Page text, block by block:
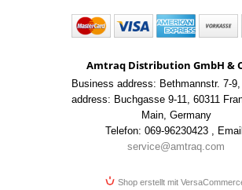
Amtraq Distribution GmbH &
Business address: Bethmannstr. 7-9,
address: Buchgasse 9-11, 60311
Main, Germany
Telefon: 069-96230423 ,
service@amtraq.com
Shop erstellt mit